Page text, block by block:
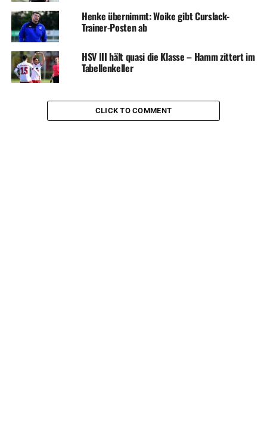
Henke übernimmt: Woike gibt Curslack-
Trainer-Posten ab
HSV III hält quasi die Klasse – Hamm zittert im
Tabellenkeller
CLICK TO COMMENT